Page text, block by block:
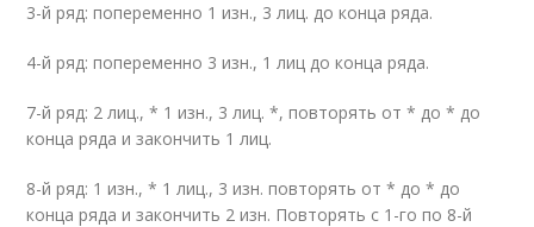
3-й ряд: попеременно 1 изн., 3 лиц. до конца ряда.
4-й ряд: попеременно 3 изн., 1 лиц до конца ряда.
7-й ряд: 2 лиц., * 1 изн., 3 лиц. *, повторять от * до * до
конца ряда и закончить 1 лиц.
8-й ряд: 1 изн., * 1 лиц., 3 изн. повторять от * до * до
конца ряда и закончить 2 изн. Повторять с 1-го по 8-й